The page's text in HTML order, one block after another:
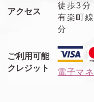
アクセス
徒歩3分
有楽町
分
ご利用可能
クレジット
電子マ